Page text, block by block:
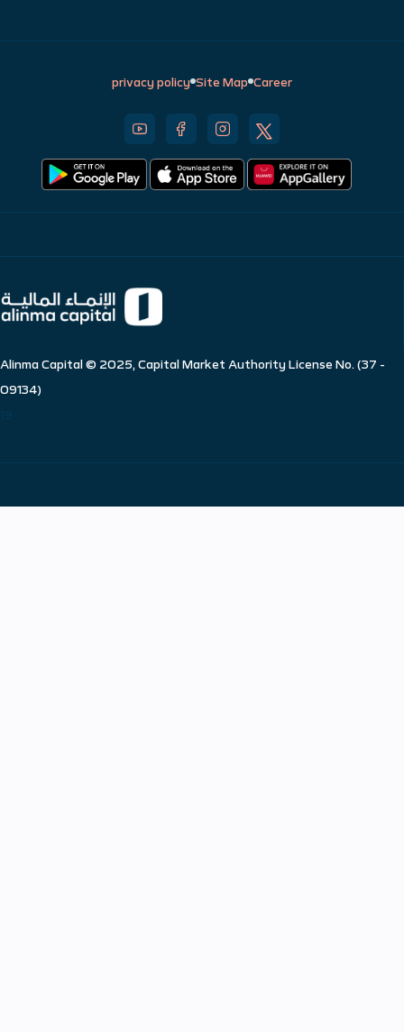
privacy policy Site Map Career
Alinma Capital © 2025, Capital Market Authority License No. (37 -
09134)